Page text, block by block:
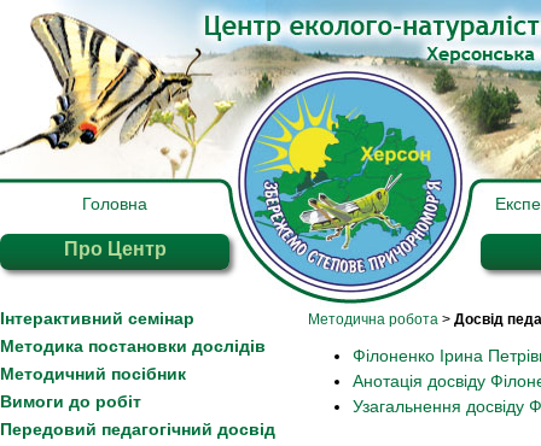
Головна
Про Центр
Інтерактивний семінар
Методика постановки дослідів
Методичний посібник
Вимоги до робіт
Передовий педагогічний досвід
Методична робота > Досвід
Філоненко Ірина
Анотація досвіду
Узагальнення досвіду